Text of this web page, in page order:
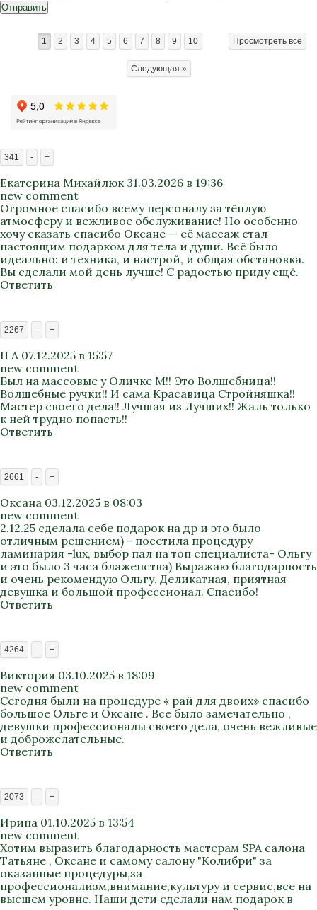
Отправить
Просмотреть все
1 2 3 4 5 6 7 8 9 10
Следующая »
341 - +
Екатерина Михайлюк 31.03.2026 в 19:36
new comment
Огромное спасибо всему персоналу за тёплую
атмосферу и вежливое обслуживание! Но особенно
хочу сказать спасибо Оксане — её массаж стал
настоящим подарком для тела и души. Всё было
идеально: и техника, и настрой, и общая обстановка.
Вы сделали мой день лучше! С радостью приду ещё.
Ответить
2267 - +
П А 07.12.2025 в 15:57
new comment
Был на массовые у Оличке М!! Это Волшебница!!
Волшебные ручки!! И сама Красавица Стройняшка!!
Мастер своего дела!! Лучшая из Лучших!! Жаль только
к ней трудно попасть!!
Ответить
2661 - +
Оксана 03.12.2025 в 08:03
new comment
2.12.25 сделала себе подарок на др и это было
отличным решением) - посетила процедуру
ламинария -lux, выбор пал на топ специалиста- Ольгу
и это было 3 часа блаженства) Выражаю благодарность
и очень рекомендую Ольгу. Деликатная, приятная
девушка и большой профессионал. Спасибо!
Ответить
4264 - +
Виктория 03.10.2025 в 18:09
new comment
Сегодня были на процедуре « рай для двоих» спасибо
большое Ольге и Оксане . Все было замечательно ,
девушки профессионалы своего дела, очень вежливые
и доброжелательные.
Ответить
2073 - +
Ирина 01.10.2025 в 13:54
new comment
Хотим выразить благодарность мастерам SPA салона
Татьяне , Оксане и самому салону "Колибри" за
оказанные процедуры,за
профессионализм,внимание,культуру и сервис,все на
высшем уровне. Наши дети сделали нам подарок в